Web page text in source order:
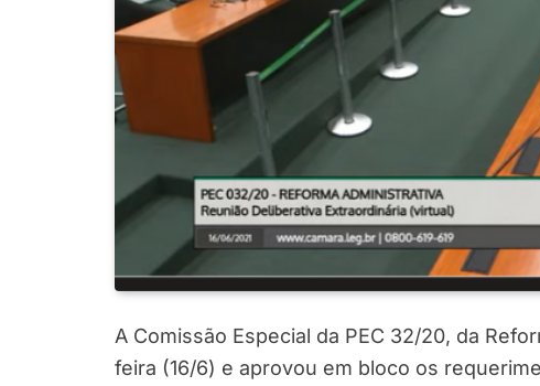
A Comissão Especial da PEC 32/20, da
feira (16/6) e aprovou em bloco os